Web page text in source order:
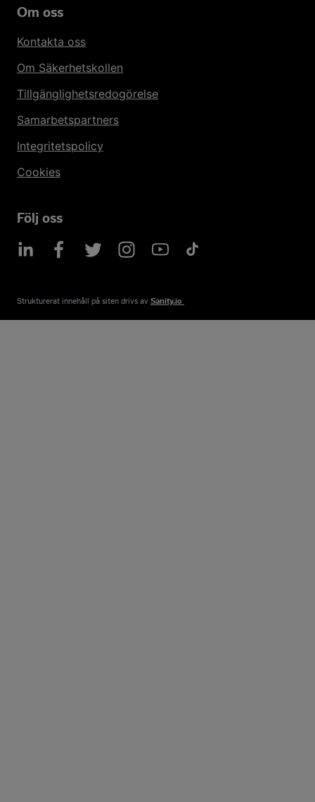
Om oss
Kontakta oss
Om Säkerhetskollen
Tillgänglighetsredogörelse
Samarbetspartners
Integritetspolicy
Cookies
Följ oss
Strukturerat innehåll på siten drivs av​ Sanity.io